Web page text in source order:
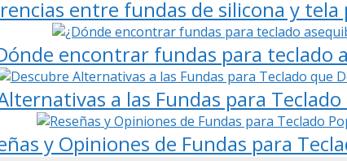
entre fundas de silicona y tela
encontrar fundas para teclado
a las Fundas para
y Opiniones de Fundas para